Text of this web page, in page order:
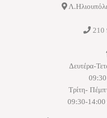
210
Δευτέρα-
Τρίτη-
09:30-